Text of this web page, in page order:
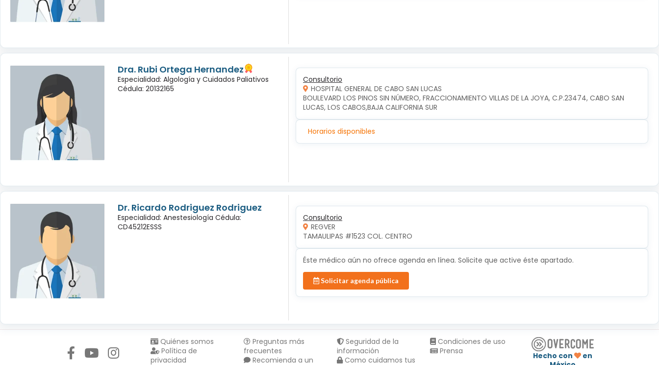
Dra. Rubi Ortega Hernandez
Especialidad: Algología y Cuidados Paliativos
Cédula: 20132165
Consultorio
HOSPITAL GENERAL DE CABO SAN LUCAS
BOULEVARD LOS PINOS SIN NÚMERO, FRACCIONAMIENTO VILLAS DE LA JOYA, C.P.23474, CABO SAN
LUCAS, LOS CABOS,BAJA CALIFORNIA SUR
Horarios disponibles
Dr. Ricardo Rodriguez Rodriguez
Especialidad: Anestesiología Cédula:
CD45212ESSS
Consultorio
REGVER
TAMAULIPAS #1523 COL. CENTRO
Éste médico aún no ofrece agenda en línea. Solicite que active éste apartado.
Solicitar agenda pública
Quiénes somos
Política de
privacidad
Preguntas más
frecuentes
Recomienda a un
Seguridad de la
información
Como cuidamos tus
Condiciones de uso
Prensa
Hecho con
en